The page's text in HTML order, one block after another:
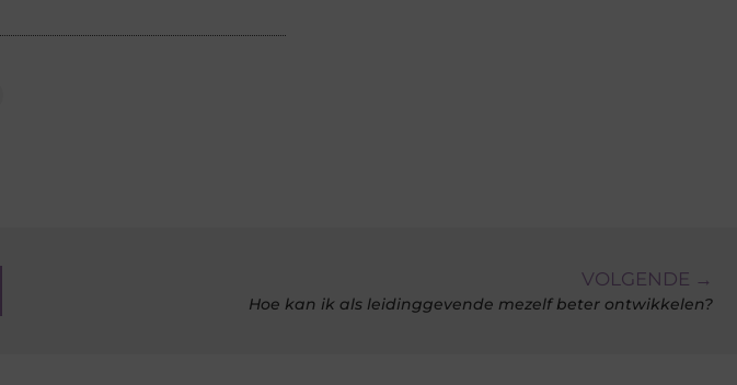
VOLGENDE →
Hoe kan ik als leidinggevende mezelf beter ontwikkelen?